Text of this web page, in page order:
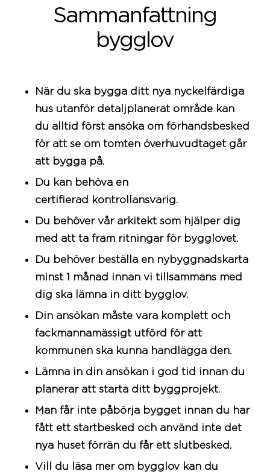
Sammanfattning
bygglov
När du ska bygga ditt nya nyckelfärdiga
hus utanför detaljplanerat område kan
du alltid först ansöka om förhandsbesked
för att se om tomten överhuvudtaget går
att bygga på.
Du kan behöva en
certifierad
kontrollansvarig.
Du behöver vår arkitekt som hjälper dig
med att ta fram ritningar för bygglovet.
Du behöver beställa en nybyggnadskarta
minst 1 månad innan vi tillsammans med
dig ska lämna in ditt bygglov.
Din ansökan måste vara komplett och
fackmannamässigt utförd för att
kommunen ska kunna handlägga den.
Lämna in din ansökan i god tid innan du
planerar att starta ditt byggprojekt.
Man får inte påbörja bygget innan du har
fått ett startbesked och använd inte det
nya huset förrän du får ett slutbesked.
Vill du läsa mer om bygglov kan du